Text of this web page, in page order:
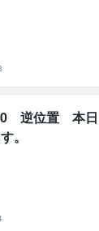
逆位置 本日
。